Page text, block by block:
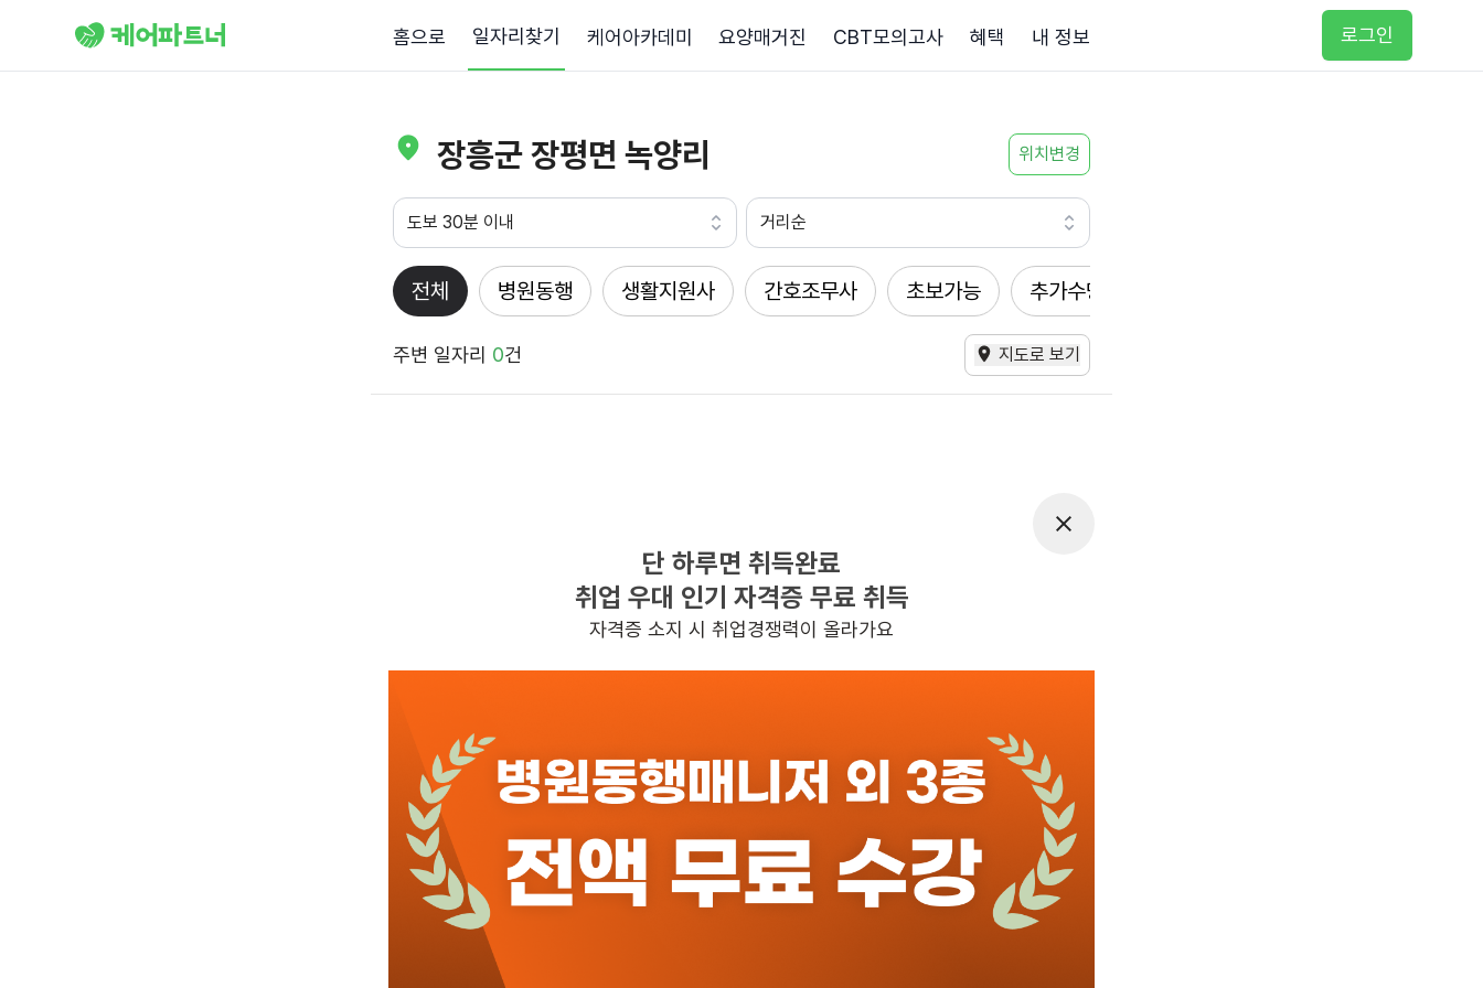
홈으로 일자리찾기 케어아카데미 요양매거진 CBT모의고사 혜택 내 정보 로그인
장흥군 장평면 녹양리 위치변경
도보 30분 이내 거리순
전체 병원동행 생활지원사 간호조무사 초보가능 추가수당
주변 일자리 0건 지도로 보기
찾으시는 조건의 일자리가 없습니다
더욱더 노력하는 케어파트너가 되겠습니다.
단 하루면 취득완료
취업 우대 인기 자격증 무료 취득
자격증 소지 시 취업경쟁력이 올라가요